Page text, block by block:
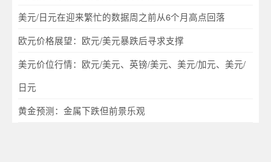
美元/日元在迎来繁忙的数据周之前从6个月高点回落
欧元价格展望：欧元/美元暴跌后寻求支撑
美元价位行情：欧元/美元、英镑/美元、美元/加元、美元/
日元
黄金预测：金属下跌但前景乐观